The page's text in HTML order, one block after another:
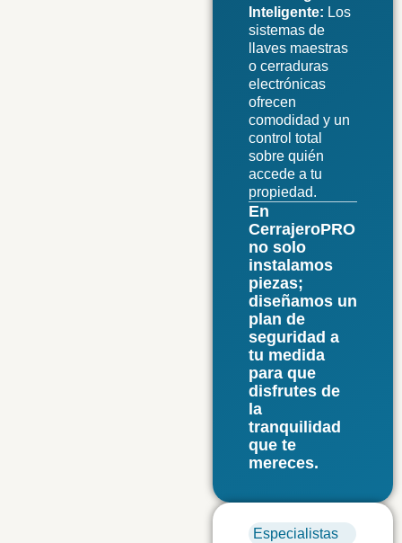
Inteligente: Los
sistemas de
llaves maestras
o cerraduras
electrónicas
ofrecen
comodidad y un
control total
sobre quién
accede a tu
propiedad.
En
CerrajeroPRO
no solo
instalamos
piezas;
diseñamos un
plan de
seguridad a
tu medida
para que
disfrutes de
la
tranquilidad
que te
mereces.
Especialistas